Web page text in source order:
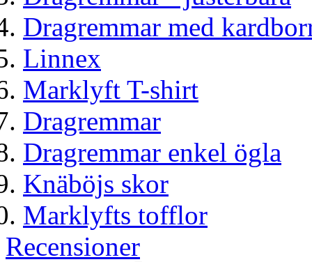
Dragremmar med
Linnex
Marklyft T-shirt
Dragremmar
Dragremmar enkel ögla
Knäböjs skor
Marklyfts tofflor
Recensioner